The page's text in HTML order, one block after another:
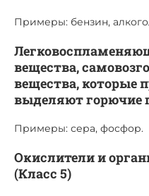
Примеры: бензин,
вещества,
вещества, которые
выделяют горючие
Примеры: сера, фосфор.
Окислители и
(Класс 5)